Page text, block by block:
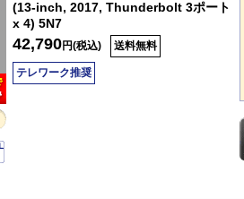
(13-inch, 2017, Thunderbolt 3ポート
x 4) 5N7
42,790円(税込) 送料無料
テレワーク推奨